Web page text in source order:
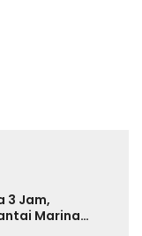
3 Jam,
Marina